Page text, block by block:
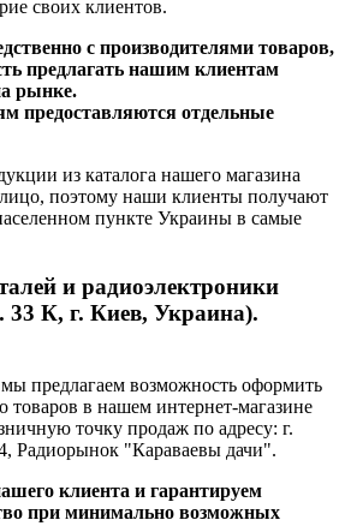
своих клиентов.
с производителями товаров,
предлагать нашим клиентам
рынке.
предоставляются отдельные
из каталога нашего магазина
поэтому наши клиенты получают
пункте Украины в самые
и радиоэлектроники
К, г. Киев, Украина).
предлагаем возможность оформить
товаров в нашем интернет-магазине
точку продаж по адресу: г.
Радиорынок "Караваевы дачи".
клиента и гарантируем
при минимально возможных